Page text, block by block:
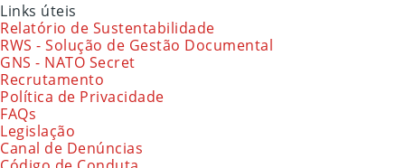
Links úteis
Relatório de Sustentabilidade
RWS - Solução de Gestão Documental
GNS - NATO Secret
Recrutamento
Política de Privacidade
FAQs
Legislação
Canal de Denúncias